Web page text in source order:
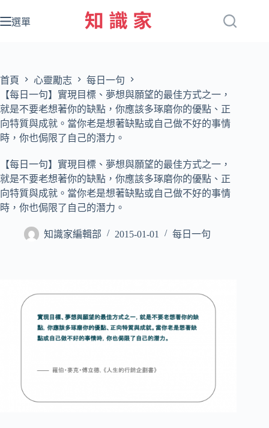
至
容
選單
首頁 心靈勵志
每日一句
【每日一句】實現目標、夢想與願望的最佳方式之一，
就是不要老想著你的缺點，你應該多琢磨你的優點、正
向特質與成就。當你老是想著缺點或自己做不好的事情
時，你也侷限了自己的潛力。
【每日一句】實現目標、夢想與願望的最佳方式之一，
就是不要老想著你的缺點，你應該多琢磨你的優點、正
向特質與成就。當你老是想著缺點或自己做不好的事情
時，你也侷限了自己的潛力。
知識家編輯部 2015-01-01 每日一句